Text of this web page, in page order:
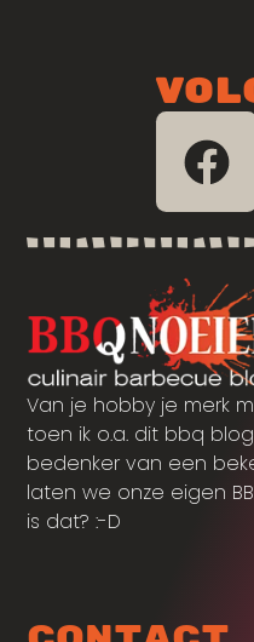
Van je hobby je merk
toen ik o.a. dit bbq
bedenker van een
laten we onze eigen
is dat? :-D